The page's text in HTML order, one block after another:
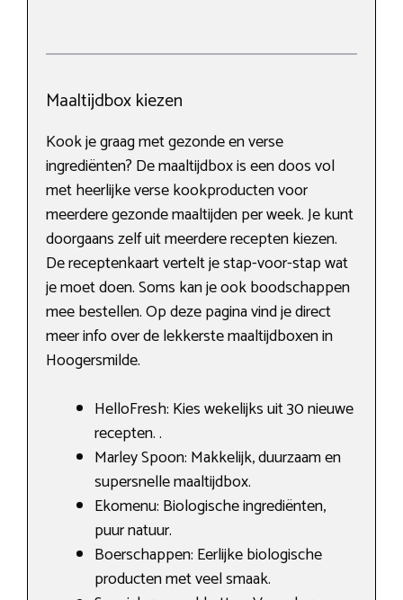
Maaltijdbox kiezen
Kook je graag met gezonde en verse
ingrediënten? De maaltijdbox is een doos vol
met heerlijke verse kookproducten voor
meerdere gezonde maaltijden per week. Je kunt
doorgaans zelf uit meerdere recepten kiezen.
De receptenkaart vertelt je stap-voor-stap wat
je moet doen. Soms kan je ook boodschappen
mee bestellen. Op deze pagina vind je direct
meer info over de lekkerste maaltijdboxen in
Hoogersmilde.
HelloFresh: Kies wekelijks uit 30 nieuwe
recepten. .
Marley Spoon: Makkelijk, duurzaam en
supersnelle maaltijdbox.
Ekomenu: Biologische ingrediënten,
puur natuur.
Boerschappen: Eerlijke biologische
producten met veel smaak.